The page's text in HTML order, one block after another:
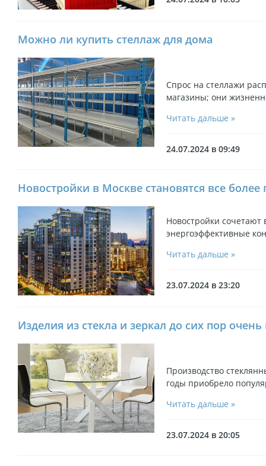
Можно ли купить стеллаж для дома
Спрос на стеллажи
магазины; они
Читать дальше »
24.07.2024 в 09:49
Новостройки в Москве становятся все
Новостройки сочетают
энергоэффективные
Читать дальше »
23.07.2024 в 23:20
Изделия из стекла и зеркал до сих пор
Производство
годы приобрело
Читать дальше »
23.07.2024 в 20:05